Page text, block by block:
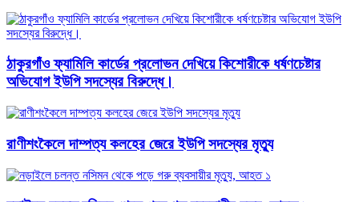
ঠাকুরগাঁও ফ্যামিলি কার্ডের প্রলোভন দেখিয়ে কিশোরীকে ধর্ষণচেষ্টার
অভিযোগ ইউপি সদস্যের বিরুদ্ধে।
রাণীশংকৈলে দাম্পত্য কলহের জেরে ইউপি সদস্যের মৃত্যু